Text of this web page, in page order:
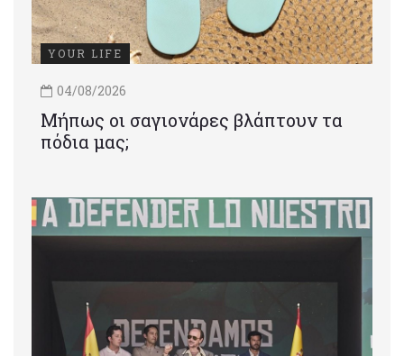
YOUR LIFE
04/08/2026
Μήπως οι σαγιονάρες βλάπτουν τα
πόδια μας;